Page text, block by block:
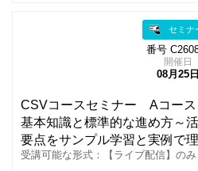
セミナ
番号
開催日
08月25日
CSVコースセミナー Aコース
基本知識と標準的な進め方～
要点をサンプル学習と実例で
受講可能な形式：【ライブ配信】のみ